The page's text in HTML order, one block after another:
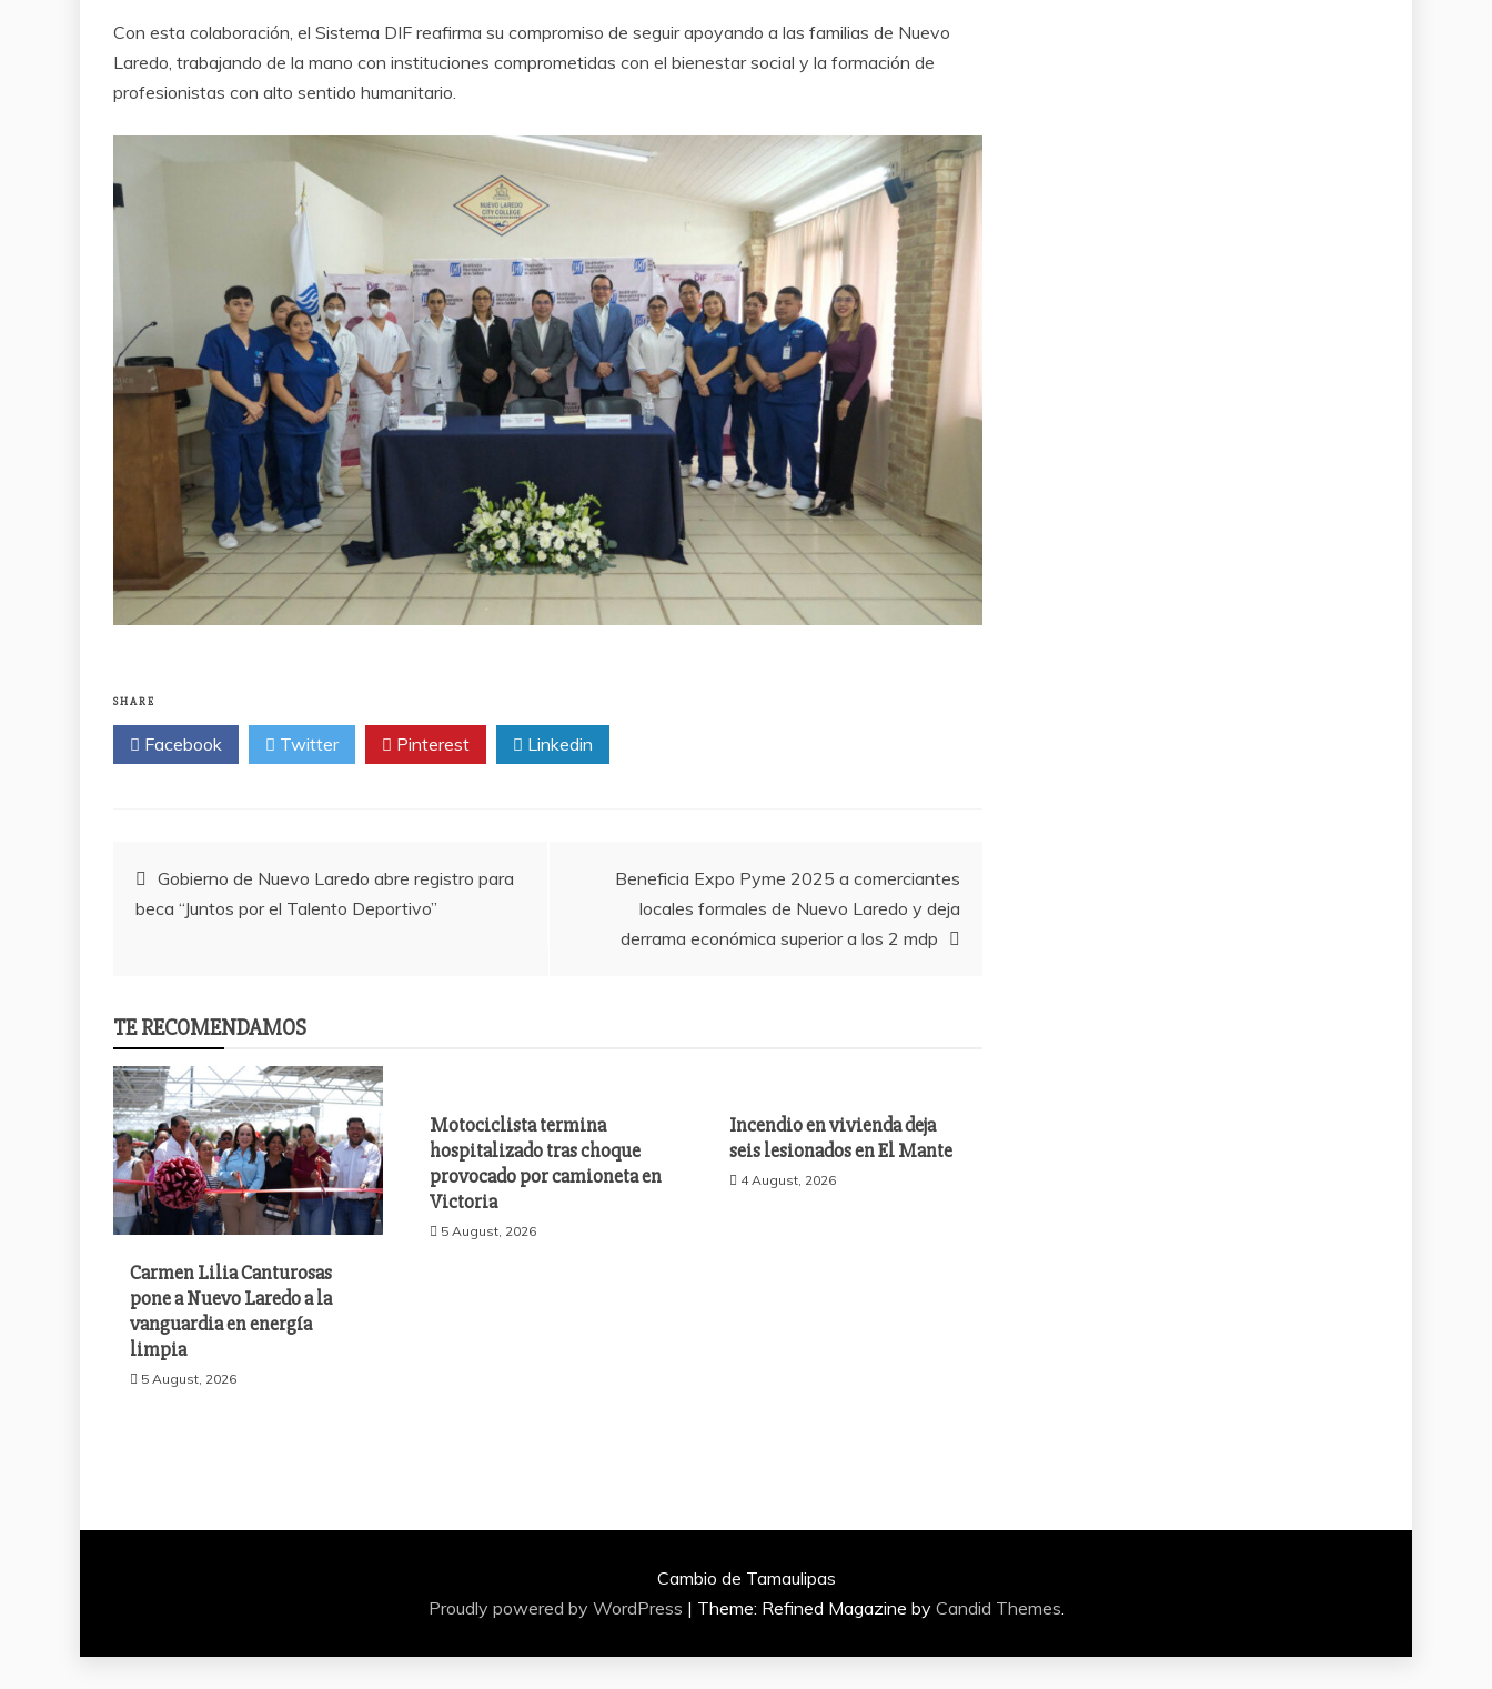
Con esta colaboración, el Sistema DIF reafirma su compromiso de seguir apoyando a las familias de Nuevo
Laredo, trabajando de la mano con instituciones comprometidas con el bienestar social y la formación de
profesionistas con alto sentido humanitario.
SHARE
Facebook Twitter Pinterest Linkedin
Post
navigation
Gobierno de Nuevo Laredo abre registro para
beca “Juntos por el Talento Deportivo”
Beneficia Expo Pyme 2025 a comerciantes
locales formales de Nuevo Laredo y deja
derrama económica superior a los 2 mdp
TE RECOMENDAMOS
Carmen Lilia Canturosas
pone a Nuevo Laredo a la
vanguardia en energía
limpia
5 August, 2026
Motociclista termina
hospitalizado tras choque
provocado por camioneta en
Victoria
5 August, 2026
Incendio en vivienda deja
seis lesionados en El Mante
4 August, 2026
Cambio de Tamaulipas
Proudly powered by WordPress | Theme: Refined Magazine by Candid Themes.